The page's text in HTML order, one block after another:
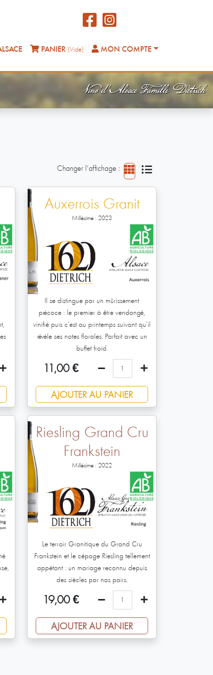
PANIER (vide) MON COMPTE
Vins d'Alsace Famille Dietrich
Changer l'affichage :
Auxerrois Granit
Millésime : 2023
Il se distingue par un mûrissement
précoce : le premier à être vendangé,
vinifié puis c’est au printemps suivant qu’il
révèle ses notes florales. Parfait avec un
buffet froid.
11,00 €
AJOUTER AU PANIER
Riesling Grand Cru
Frankstein
Millésime : 2022
Le terroir Granitique du Grand Cru
Frankstein et le cépage Riesling tellement
appétant : un mariage reconnu depuis
des siècles par nos pairs.
19,00 €
AJOUTER AU PANIER